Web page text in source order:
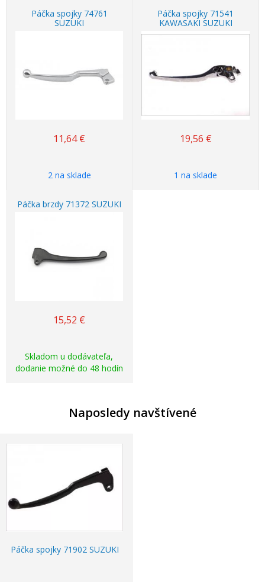
Páčka spojky 74761
SUZUKI
11,64 €
2 na sklade
Páčka spojky 71541
KAWASAKI SUZUKI
19,56 €
1 na sklade
Páčka brzdy 71372 SUZUKI
15,52 €
Skladom u dodávateľa,
dodanie možné do 48 hodín
Naposledy navštívené
Páčka spojky 71902 SUZUKI